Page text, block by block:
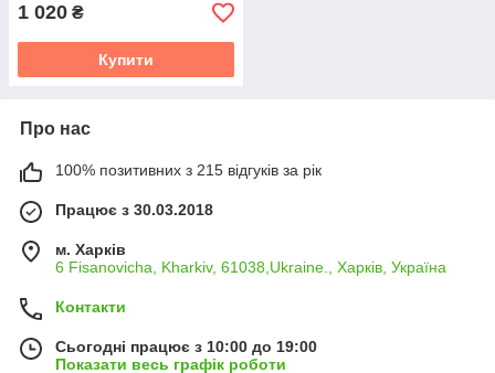
1 020 ₴
Купити
Про нас
100% позитивних з 215 відгуків за рік
Працює з 30.03.2018
м. Харків
6 Fisanovicha, Kharkiv, 61038,Ukraine., Харків, Україна
Контакти
Сьогодні працює з 10:00 до 19:00
Показати весь графік роботи